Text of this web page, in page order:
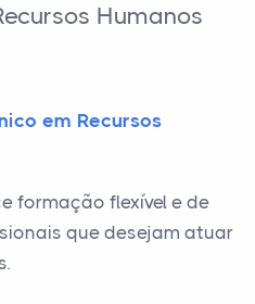
Humanos
em Recursos
formação flexível e de
que desejam atuar